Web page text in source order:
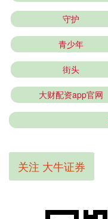
守护
青少年
街头
大财配资app官网
关注 大牛证券